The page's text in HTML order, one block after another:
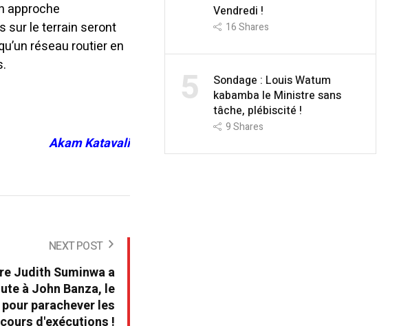
approche
sur le terrain seront
réseau routier en
Akam Katavali
NEXT POST
Judith Suminwa a
à John Banza, le
parachever les
d'exécutions !
Vendredi !
16Shares
5
Sondage : Louis Watum
kabamba le Ministre sans
tâche, plébiscité !
9Shares